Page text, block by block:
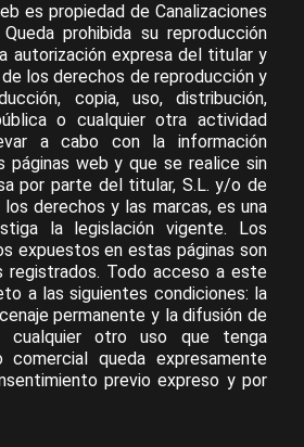
es propiedad de Canalizaciones
prohibida su reproducción
autorización expresa del titular y
los derechos de reproducción y
copia, uso, distribución,
o cualquier otra actividad
a cabo con la información
páginas web y que se realice sin
por parte del titular, S.L. y/o de
derechos y las marcas, es una
la legislación vigente. Los
expuestos en estas páginas son
registrados. Todo acceso a este
a las siguientes condiciones: la
permanente y la difusión de
cualquier otro uso que tenga
comercial queda expresamente
previo expreso y por